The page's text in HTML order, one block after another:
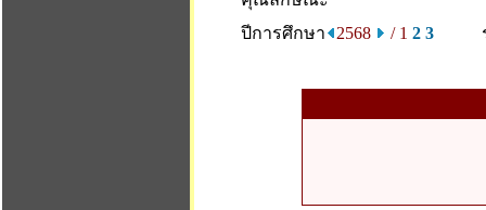
ปีการศึกษา
2568 / 1 2 3